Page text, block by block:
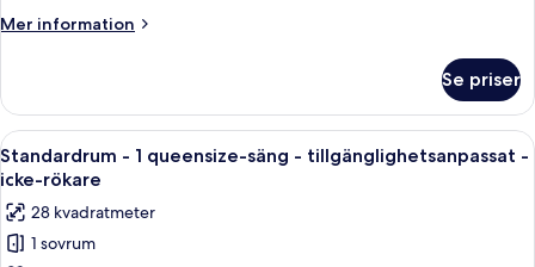
-
vid
havet
Mer information
Mer
-
dubbelsängar
-
vid
havet
Se priser
Öppna
alla
foton
för
Standardrum
Ett hotellrum med en säng, ett
3
Standardrum - 1 queensize-säng - tillgänglighetsanpassat -
icke-rökare
28 kvadratmeter
1 sovrum